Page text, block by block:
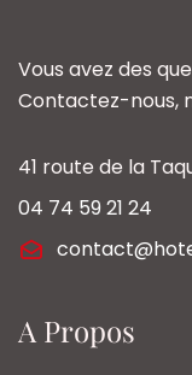
Vous avez des
Contactez-nous,
41 route de la
04 74 59 21 24
A Propos